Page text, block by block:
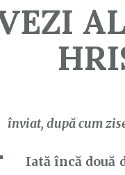
înviat, după cum
Iată încă două